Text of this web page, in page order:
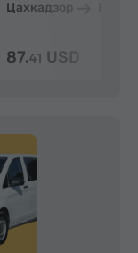
Цахкадзор
87.41 USD